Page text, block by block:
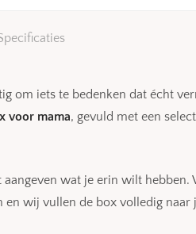
om iets te bedenken dat écht
voor mama, gevuld met een
wat je erin wilt hebben.
wij vullen de box volledig